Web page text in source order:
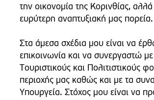
την οικονομία της Κορινθίας, αλλά
ευρύτερη αναπτυξιακή μας πορεία.
Στα άμεσα σχέδια μου είναι να
επικοινωνία και να συνεργαστώ
Τουριστικούς και Πολιτιστικούς
περιοχής μας καθώς και με τα
Υπουργεία. Στόχος μου είναι να